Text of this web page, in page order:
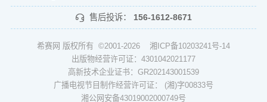
售后投诉： 156-1612-8671
希赛网 版权所有 ©2001-2026 湘ICP备10203241号-14
出版物经营许可证：4301042021177
高新技术企业证书：GR202143001539
广播电视节目制作经营许可证： (湘)字00833号
湘公网安备43019002000749号